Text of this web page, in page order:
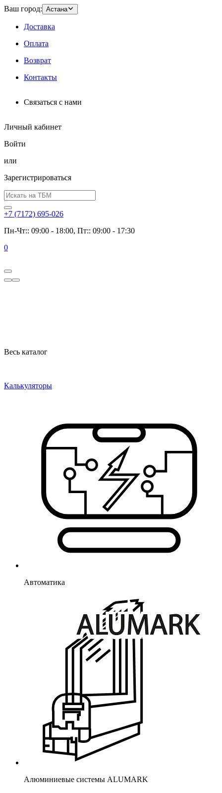
Ваш город: Астана
Доставка
Оплата
Возврат
Контакты
Связаться с нами
Личный кабинет
Войти
или
Зарегистрироваться
+7 (7172) 695-026
Пн-Чт:: 09:00 - 18:00, Пт:: 09:00 - 17:30
0
Весь каталог
Калькуляторы
Автоматика
Алюминиевые системы ALUMARK